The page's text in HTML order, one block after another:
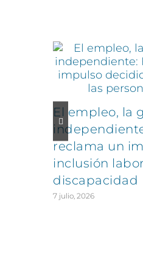
El empleo, la
reclama un
inclusión
discapacidad
7 julio, 2026